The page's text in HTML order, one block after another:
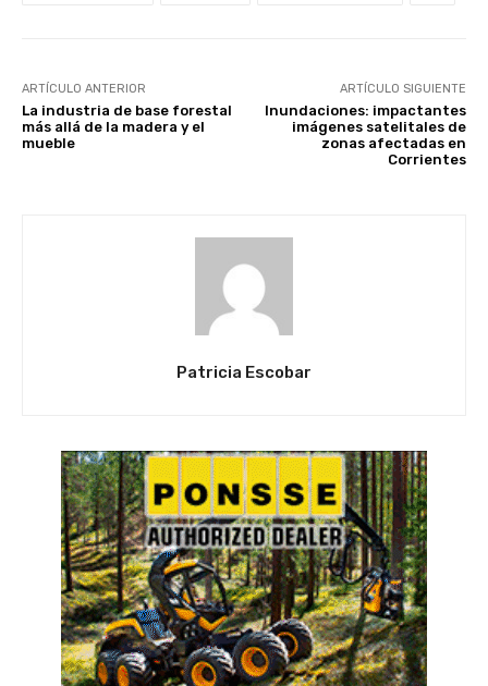
ARTÍCULO ANTERIOR
La industria de base forestal
más allá de la madera y el
mueble
ARTÍCULO SIGUIENTE
Inundaciones: impactantes
imágenes satelitales de
zonas afectadas en
Corrientes
Patricia Escobar